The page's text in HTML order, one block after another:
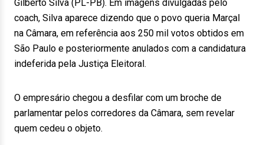
Gilberto Silva (PL-PB). Em imagens divulgadas pelo
coach, Silva aparece dizendo que o povo queria Marçal
na Câmara, em referência aos 250 mil votos obtidos em
São Paulo e posteriormente anulados com a candidatura
indeferida pela Justiça Eleitoral.
O empresário chegou a desfilar com um broche de
parlamentar pelos corredores da Câmara, sem revelar
quem cedeu o objeto.